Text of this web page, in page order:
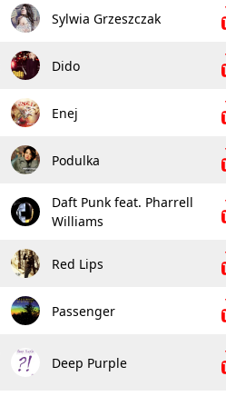
Sylwia Grzeszczak
Dido
Enej
Podulka
Daft Punk feat. Pharrell
Williams
Red Lips
Passenger
Deep Purple